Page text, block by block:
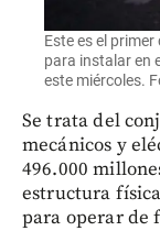
Este es el
para instalar en
este miércoles.
Se trata del
mecánicos y
496.000
estructura
para operar de